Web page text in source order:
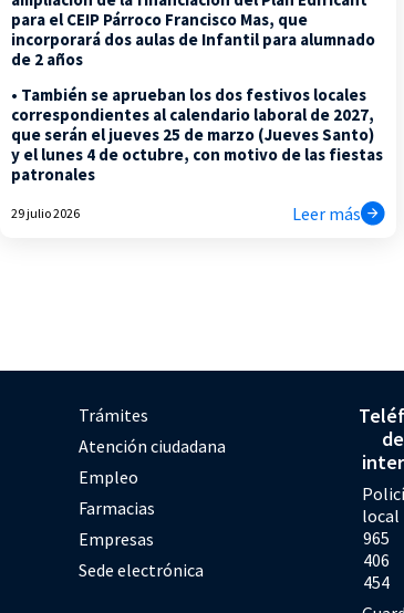
para el CEIP Párroco Francisco Mas, que
incorporará dos aulas de Infantil para alumnado
de 2 años
• También se aprueban los dos festivos locales
correspondientes al calendario laboral de 2027,
que serán el jueves 25 de marzo (Jueves Santo)
y el lunes 4 de octubre, con motivo de las fiestas
patronales
29 julio 2026 Leer más
Trámites
Atención ciudadana
Empleo
Farmacias
Empresas
Sede electrónica
de
local
965
406
454